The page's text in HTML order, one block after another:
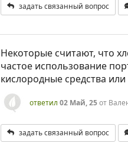
задать связанный вопрос
Некоторые считают, что
частое использование
кислородные средства
ответил 02 Май, 25от
задать связанный вопрос